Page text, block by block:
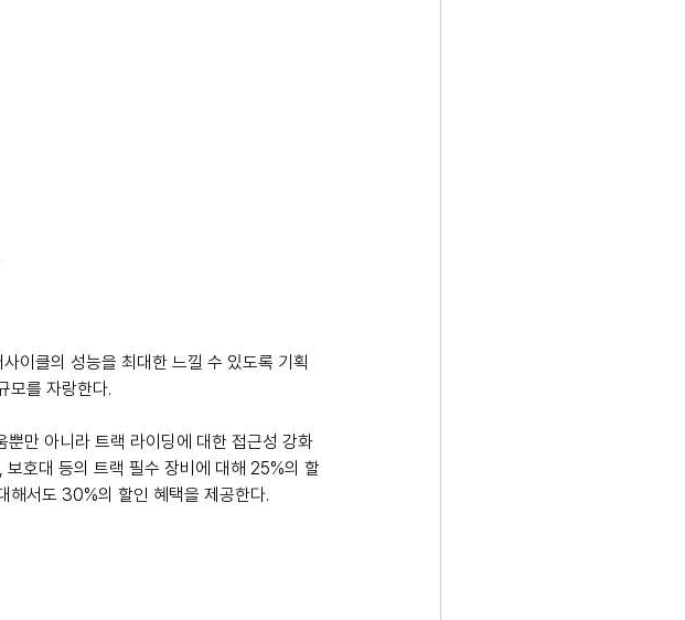
이클의 성능을 최대한 느낄 수 있도록 기획
모를 자랑한다.
만 아니라 트랙 라이딩에 대한 접근성 강화
호대 등의 트랙 필수 장비에 대해 25%의 할
해서도 30%의 할인 혜택을 제공한다.